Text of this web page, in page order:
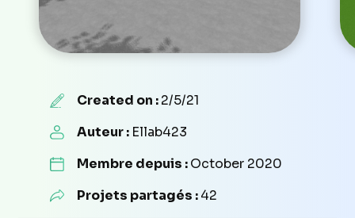
Created on :2/5/21
Auteur : Ellab423
Membre depuis :October 2020
Projets partagés :42